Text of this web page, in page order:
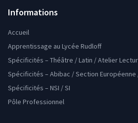
Informations
Accueil
Apprentissage au Lycée Rudloff
Spécificités – Théâtre / Latin / Atelier
Spécificités – Abibac / Section Européenne
Spécificités – NSI / SI
Pôle Professionnel